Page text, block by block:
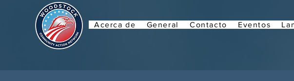
Acerca de General Contacto Eventos